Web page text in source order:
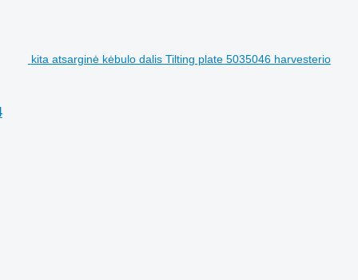
kita atsarginė kėbulo dalis Tilting plate 5035046 harvesterio